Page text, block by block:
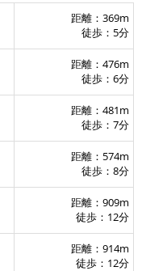
サークルK長野川合新
距離：369m
徒歩：5分
距離：476m
徒歩：6分
距離：481m
徒歩：7分
距離：574m
徒歩：8分
距離：909m
徒歩：12分
距離：914m
徒歩：12分